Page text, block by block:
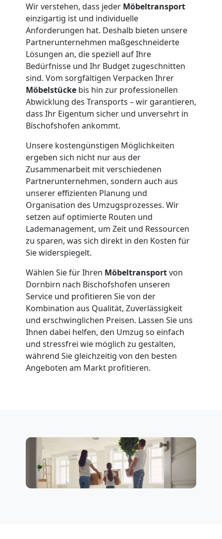
Wir verstehen, dass jeder Möbeltransport
einzigartig ist und individuelle
Anforderungen hat. Deshalb bieten unsere
Partnerunternehmen maßgeschneiderte
Lösungen an, die speziell auf Ihre
Bedürfnisse und Ihr Budget zugeschnitten
sind. Vom sorgfältigen Verpacken Ihrer
Möbelstücke bis hin zur professionellen
Abwicklung des Transports – wir garantieren,
dass Ihr Eigentum sicher und unversehrt in
Bischofshofen ankommt.
Unsere kostengünstigen Möglichkeiten
ergeben sich nicht nur aus der
Zusammenarbeit mit verschiedenen
Partnerunternehmen, sondern auch aus
unserer effizienten Planung und
Organisation des Umzugsprozesses. Wir
setzen auf optimierte Routen und
Lademanagement, um Zeit und Ressourcen
zu sparen, was sich direkt in den Kosten für
Sie widerspiegelt.
Wählen Sie für Ihren Möbeltransportvon
Dornbirn nach Bischofshofen unseren
Service und profitieren Sie von der
Kombination aus Qualität, Zuverlässigkeit
und erschwinglichen Preisen. Lassen Sie uns
Ihnen dabei helfen, den Umzug so einfach
und stressfrei wie möglich zu gestalten,
während Sie gleichzeitig von den besten
Angeboten am Markt profitieren.
Dornbirn
Umzug
für
Senioren
Dornbirn
Fernumzug
Dornbirn
Firmenumzug
Dornbirn
Büroumzug
Dornbirn
Tragehilfe
Dornbirn